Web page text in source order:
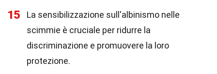
15
La sensibilizzazione sull'albinismo nelle
scimmie è cruciale per ridurre la
discriminazione e promuovere la loro
protezione.